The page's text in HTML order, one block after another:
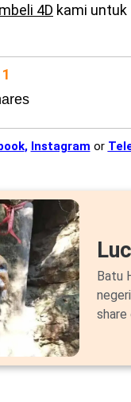
4D kami untuk
1
, Instagram or
Batu
share